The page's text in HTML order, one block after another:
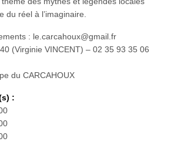
du réel à l’imaginaire.
: le.carcahoux@gmail.fr
(Virginie VINCENT) – 02 35 93 35 06
du CARCAHOUX
: